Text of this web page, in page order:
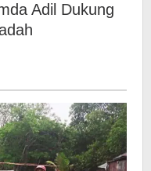
Adil
Adil Dukung